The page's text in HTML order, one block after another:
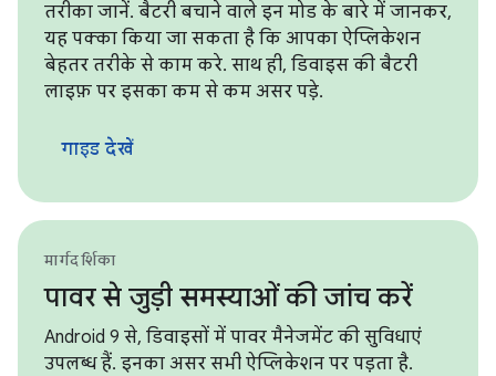
तरीका जानें. बैटरी बचाने वाले इन मोड के बारे में जानकर,
यह पक्का किया जा सकता है कि आपका ऐप्लिकेशन
बेहतर तरीके से काम करे. साथ ही, डिवाइस की बैटरी
लाइफ़ पर इसका कम से कम असर पड़े.
गाइड देखें
मार्गदर्शिका
पावर से जुड़ी समस्याओं की जांच करें
Android 9 से, डिवाइसों में पावर मैनेजमेंट की सुविधाएं
उपलब्ध हैं. इनका असर सभी ऐप्लिकेशन पर पड़ता है.